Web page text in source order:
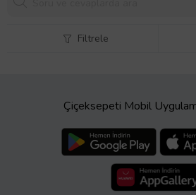
Filtrele
Çiçeksepeti Mobil